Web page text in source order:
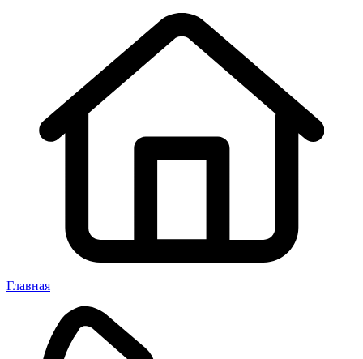
Главная